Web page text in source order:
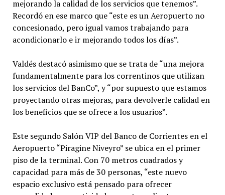
mejorando la calidad de los servicios que tenemos”.
Recordó en ese marco que “este es un Aeropuerto no
concesionado, pero igual vamos trabajando para
acondicionarlo e ir mejorando todos los días”.
Valdés destacó asimismo que se trata de “una mejora
fundamentalmente para los correntinos que utilizan
los servicios del BanCo”, y “por supuesto que estamos
proyectando otras mejoras, para devolverle calidad en
los beneficios que se ofrece a los usuarios”.
Este segundo Salón VIP del Banco de Corrientes en el
Aeropuerto “Piragine Niveyro” se ubica en el primer
piso de la terminal. Con 70 metros cuadrados y
capacidad para más de 30 personas, “este nuevo
espacio exclusivo está pensado para ofrecer